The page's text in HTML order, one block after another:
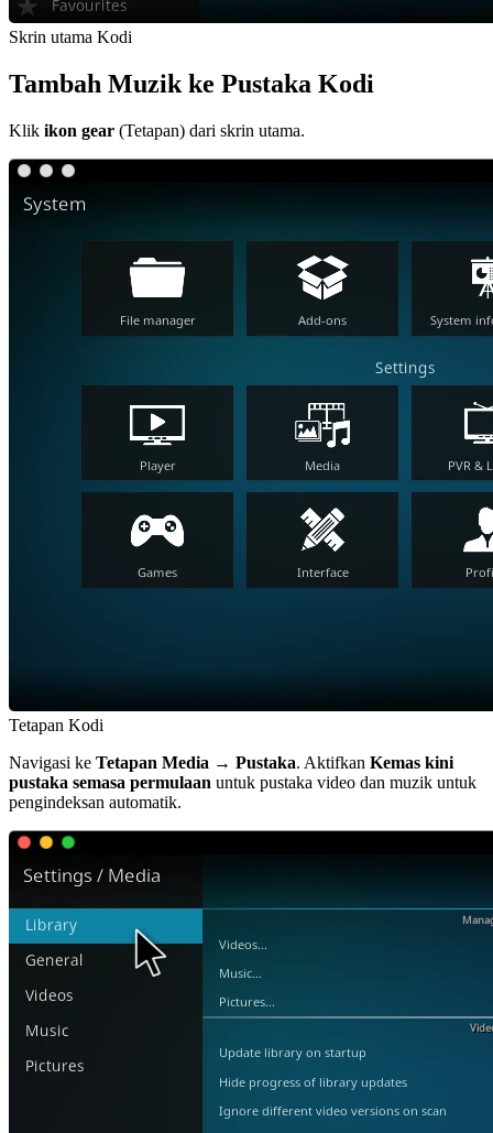
Skrin utama Kodi
Tambah Muzik ke Pustaka Kodi
Klik ikon gear (Tetapan) dari skrin utama.
Tetapan Kodi
Navigasi ke Tetapan Media → Pustaka. Aktifkan Kemas kini
pustaka semasa permulaan untuk pustaka video dan muzik untuk
pengindeksan automatik.